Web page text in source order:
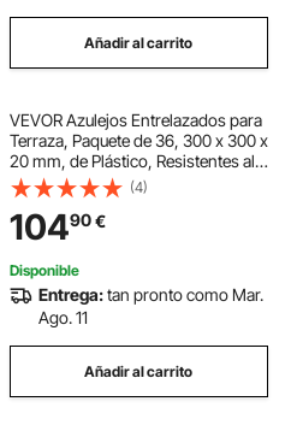
Añadir al carrito
VEVOR Azulejos Entrelazados para
Terraza, Paquete de 36, 300 x 300 x
20 mm, de Plástico, Resistentes al
Agua, para Uso en Todo Tipo de
Climas, para Terrazas, Porches,
Piscinas, Balcones, Marrón Oscuro
(4)
10490€
Disponible
Entrega:tan pronto como Mar.
Ago. 11
Añadir al carrito